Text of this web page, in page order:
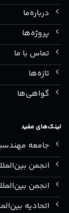
درباره‌ما
پروژه‌ها
تماس با ما
تازه‌ها
گواهی‌ها
لینک‌های مفید
جامعه
انجمن
انجمن
اتحادیه